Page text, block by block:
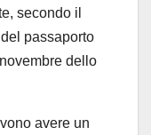
secondo il
passaporto
dello
avere un